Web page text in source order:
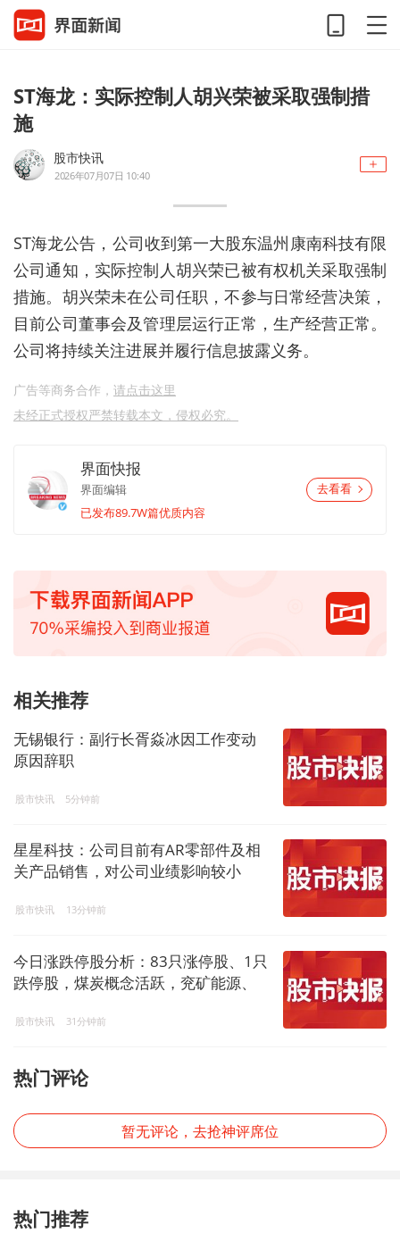
ST海龙：实际控制人胡兴荣被采取强制措
施
股市快讯
2026年07月07日 10:40
ST海龙公告，公司收到第一大股东温州康南科技有限
公司通知，实际控制人胡兴荣已被有权机关采取强制
措施。胡兴荣未在公司任职，不参与日常经营决策，
目前公司董事会及管理层运行正常，生产经营正常。
公司将持续关注进展并履行信息披露义务。
广告等商务合作， 请点击这里
未经正式授权严禁转载本文，侵权必究。
界面快报
界面编辑
已发布89.7W篇优质内容
去看看
相关推荐
无锡银行：副行长胥焱冰因工作变动
原因辞职
股市快讯 5分钟前
星星科技：公司目前有AR零部件及相
关产品销售，对公司业绩影响较小
股市快讯 13分钟前
今日涨跌停股分析：83只涨停股、1只
跌停股，煤炭概念活跃，兖矿能源、
股市快讯 31分钟前
热门评论
暂无评论，去抢神评席位
热门推荐